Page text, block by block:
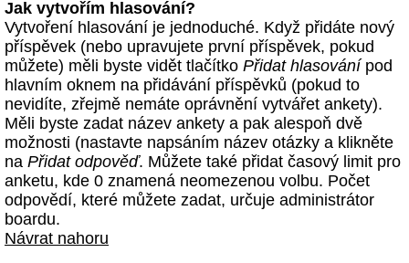
Jak vytvořím hlasování?
Vytvoření hlasování je jednoduché. Když přidáte nový
příspěvek (nebo upravujete první příspěvek, pokud
můžete) měli byste vidět tlačítko Přidat hlasovánípod
hlavním oknem na přidávání příspěvků (pokud to
nevidíte, zřejmě nemáte oprávnění vytvářet ankety).
Měli byste zadat název ankety a pak alespoň dvě
možnosti (nastavte napsáním název otázky a klikněte
na Přidat odpověď. Můžete také přidat časový limit pro
anketu, kde 0 znamená neomezenou volbu. Počet
odpovědí, které můžete zadat, určuje administrátor
boardu.
Návrat nahoru